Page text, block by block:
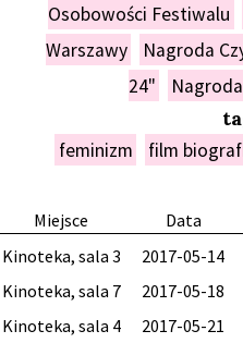
Miejsce Data
Kinoteka, sala 3
2017-05-14
Kinoteka, sala 7 2017-05-18
Kinoteka, sala 4 2017-05-21
Osobowości Festiwalu
Warszawy
Nagroda
24"
feminizm film